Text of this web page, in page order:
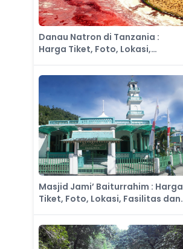
Danau Natron di Tanzania :
Harga Tiket, Foto, Lokasi,
Masjid Jami’ Baiturrahim : Harga
Tiket, Foto, Lokasi, Fasilitas dan